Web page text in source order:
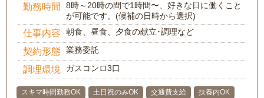
勤務時間
8時～20時の間で1時間〜、好きな日に働くこと
が可能です。(候補の日時から選択)
仕事内容 朝食、昼食、夕食の献立･調理など
契約形態 業務委託
調理環境 ガスコンロ3口
スキマ時間勤務OK 土日祝のみOK 交通費支給
扶養内OK